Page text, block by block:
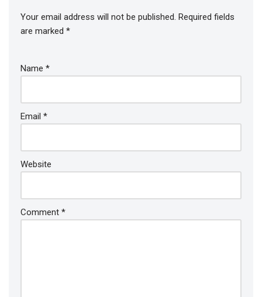
Your email address will not be published. Required fields
are marked *
Name *
Email *
Website
Comment *